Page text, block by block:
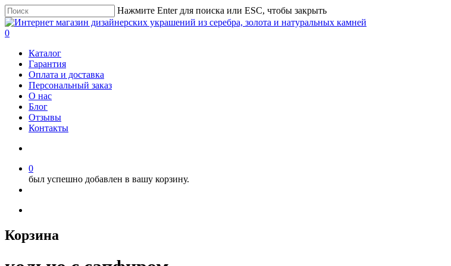
Нажмите Enter для поиска или ESC, чтобы закрыть
0
Каталог
Гарантия
Оплата и доставка
Персональный заказ
О нас
Блог
Отзывы
Контакты
0
был успешно добавлен в вашу корзину.
Корзина